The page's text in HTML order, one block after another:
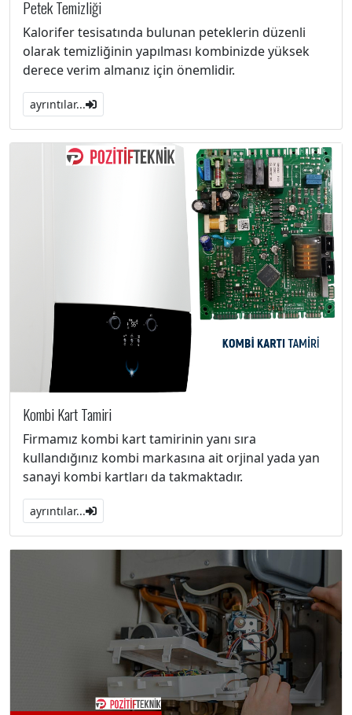
Petek Temizliği
Kalorifer tesisatında bulunan peteklerin düzenli
olarak temizliğinin yapılması kombinizde yüksek
derece verim almanız için önemlidir.
ayrıntılar...
Kombi Kart Tamiri
Firmamız kombi kart tamirinin yanı sıra
kullandığınız kombi markasına ait orjinal yada yan
sanayi kombi kartları da takmaktadır.
ayrıntılar...